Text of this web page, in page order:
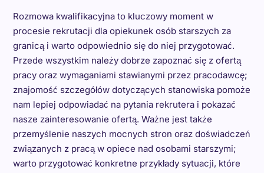
Rozmowa kwalifikacyjna to kluczowy moment w
procesie rekrutacji dla opiekunek osób starszych za
granicą i warto odpowiednio się do niej przygotować.
Przede wszystkim należy dobrze zapoznać się z ofertą
pracy oraz wymaganiami stawianymi przez pracodawcę;
znajomość szczegółów dotyczących stanowiska pomoże
nam lepiej odpowiadać na pytania rekrutera i pokazać
nasze zainteresowanie ofertą. Ważne jest także
przemyślenie naszych mocnych stron oraz doświadczeń
związanych z pracą w opiece nad osobami starszymi;
warto przygotować konkretne przykłady sytuacji, które